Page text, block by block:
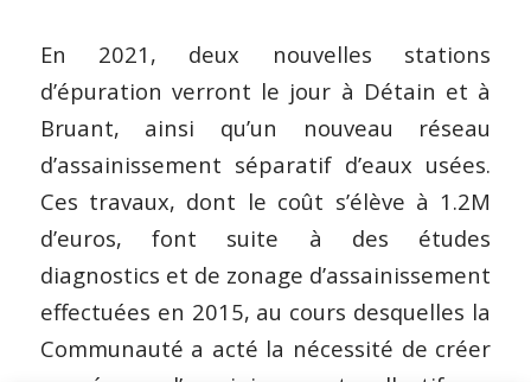
En 2021, deux nouvelles stations
d’épuration verront le jour à Détain et à
Bruant, ainsi qu’un nouveau réseau
d’assainissement séparatif d’eaux usées.
Ces travaux, dont le coût s’élève à 1.2M
d’euros, font suite à des études
diagnostics et de zonage d’assainissement
effectuées en 2015, au cours desquelles la
Communauté a acté la nécessité de créer